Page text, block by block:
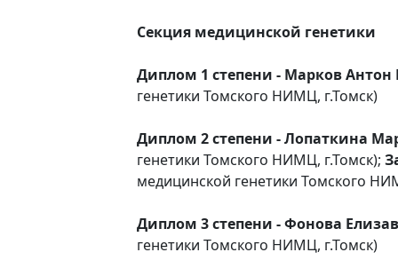
Секция медицинской генетики
Диплом 1 степени - Марков
генетики Томского НИМЦ, г.Томск)
Диплом 2 степени - Лопаткина
генетики Томского НИМЦ, г.Томск);
медицинской генетики Томского
Диплом 3 степени - Фонова
генетики Томского НИМЦ, г.Томск)